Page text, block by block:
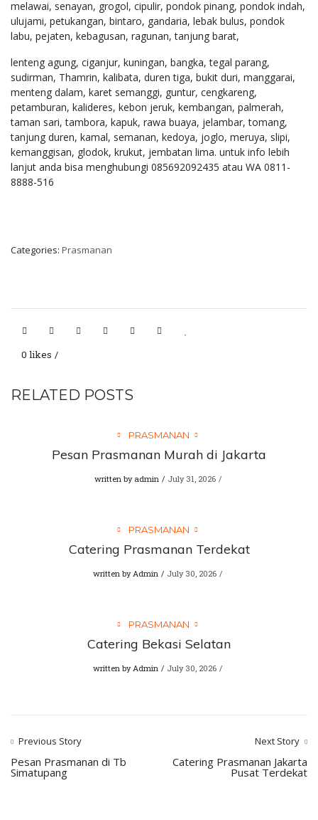
melawai, senayan, grogol, cipulir, pondok pinang, pondok indah,
ulujami, petukangan, bintaro, gandaria, lebak bulus, pondok
labu, pejaten, kebagusan, ragunan, tanjung barat,
lenteng agung, ciganjur, kuningan, bangka, tegal parang,
sudirman, Thamrin, kalibata, duren tiga, bukit duri, manggarai,
menteng dalam, karet semanggi, guntur, cengkareng,
petamburan, kalideres, kebon jeruk, kembangan, palmerah,
taman sari, tambora, kapuk, rawa buaya, jelambar, tomang,
tanjung duren, kamal, semanan, kedoya, joglo, meruya, slipi,
kemanggisan, glodok, krukut, jembatan lima. untuk info lebih
lanjut anda bisa menghubungi 085692092435 atau WA 0811-
8888-516
Categories: Prasmanan
0 likes
RELATED POSTS
PRASMANAN
Pesan Prasmanan Murah di Jakarta
written by admin July 31, 2026
PRASMANAN
Catering Prasmanan Terdekat
written by Admin July 30, 2026
PRASMANAN
Catering Bekasi Selatan
written by Admin July 30, 2026
Previous Story
Pesan Prasmanan di Tb
Simatupang
Next Story
Catering Prasmanan Jakarta
Pusat Terdekat